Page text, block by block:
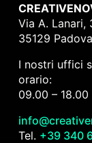
Via A. Lanari,
35129 Padova
I nostri uffici
orario:
09.00 – 18.00
Tel. +39 340